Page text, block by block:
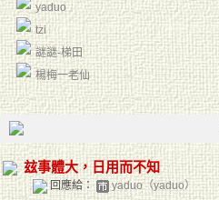
yaduo
tzi
謎謎-梯田
楊梅一老仙
玆事體大，日用而不知
回應給： yaduo（yaduo）